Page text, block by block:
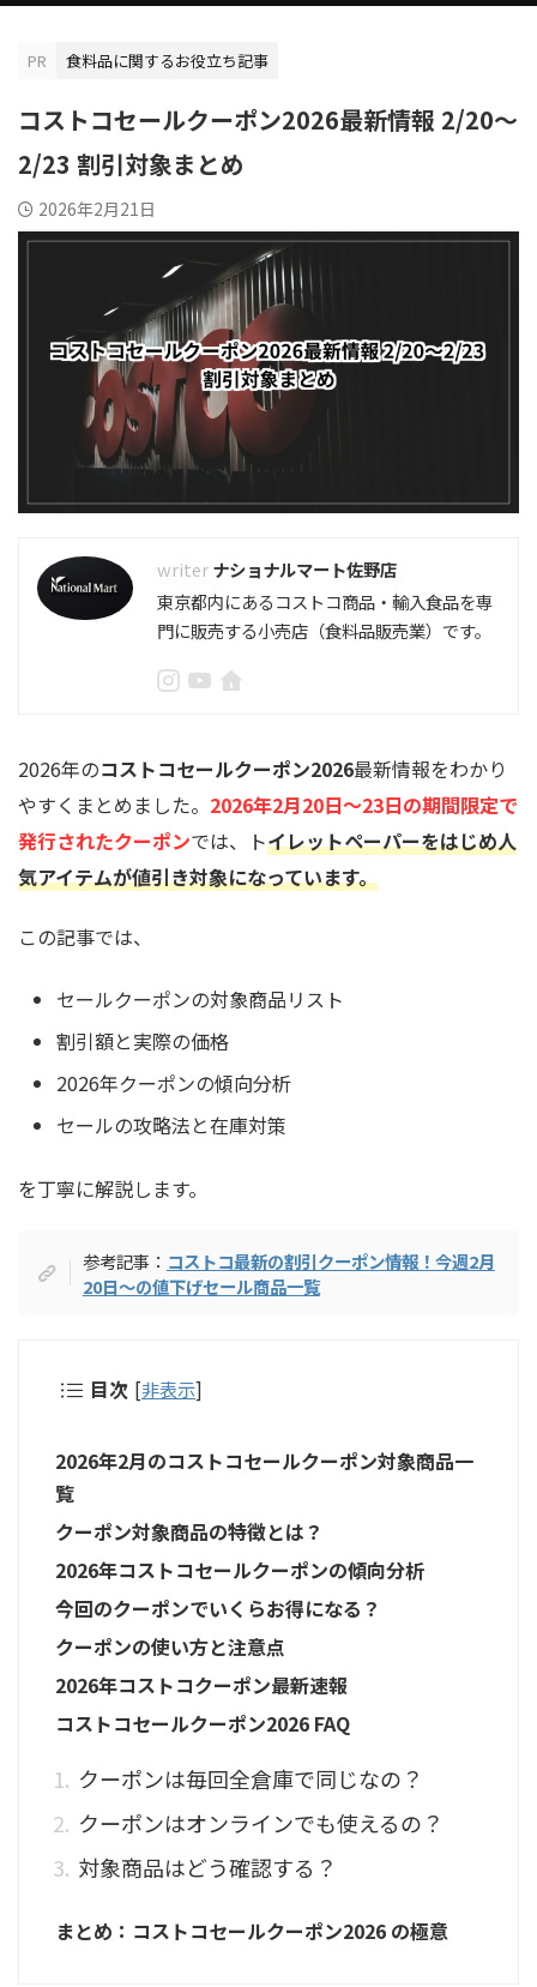
PR 食料品に関するお役立ち記事
コストコセールクーポン2026最新情報 2/20〜
2/23 割引対象まとめ
2026年2月21日
ナショナルマート佐野店
東京都内にあるコストコ商品・輸入食品を専
門に販売する小売店（食料品販売業）です。
2026年のコストコセールクーポン2026最新情報をわかり
やすくまとめました。 2026年2月20日〜23日の期間限定で
発行されたクーポンでは、トイレットペーパーをはじめ人
気アイテムが値引き対象になっています。
この記事では、
セールクーポンの対象商品リスト
割引額と実際の価格
2026年クーポンの傾向分析
セールの攻略法と在庫対策
を丁寧に解説します。
参考記事： コストコ最新の割引クーポン情報！今週2月
20日〜の値下げセール商品一覧
目次 [非表示]
2026年2月のコストコセールクーポン対象商品一
覧
クーポン対象商品の特徴とは？
2026年コストコセールクーポンの傾向分析
今回のクーポンでいくらお得になる？
クーポンの使い方と注意点
2026年コストコクーポン最新速報
コストコセールクーポン2026 FAQ
クーポンは毎回全倉庫で同じなの？
クーポンはオンラインでも使えるの？
対象商品はどう確認する？
まとめ：コストコセールクーポン2026 の極意